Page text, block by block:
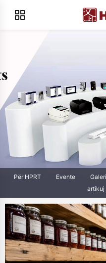
Për HPRT Evente Galeri
artikuj